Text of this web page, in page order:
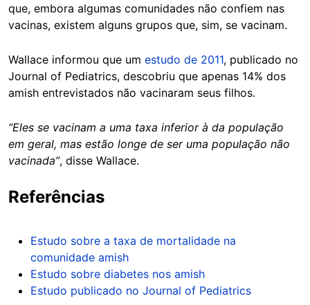
que, embora algumas comunidades não confiem nas
vacinas, existem alguns grupos que, sim, se vacinam.
Wallace informou que um estudo de 2011, publicado no
Journal of Pediatrics, descobriu que apenas 14% dos
amish entrevistados não vacinaram seus filhos.
“Eles se vacinam a uma taxa inferior à da população
em geral, mas estão longe de ser uma população não
vacinada”, disse Wallace.
Referências
Estudo sobre a taxa de mortalidade na
comunidade amish
Estudo sobre diabetes nos amish
Estudo publicado no Journal of Pediatrics